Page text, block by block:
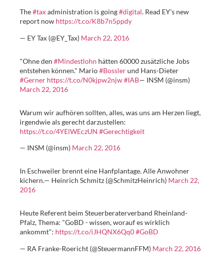
The#taxadministration is going#digital. Read EY's new
report now https://t.co/K8b7n5ppdy
— EY Tax (@EY_Tax) March 22, 2016
"Ohne den #Mindestlohn hätten 60000 zusätzliche Jobs
entstehen können." Mario#Bosslerund Hans-Dieter
#Gerner https://t.co/N0kjpw2njw#IAB— INSM (@insm)
March 22, 2016
Warum wir aufhören sollten, alles, was uns am Herzen liegt,
irgendwie als gerecht darzustellen:
https://t.co/4YElWEczUN #Gerechtigkeit
— INSM (@insm) March 22, 2016
In Eschweiler brennt eine Hanfplantage. Alle Anwohner
kichern.— Heinrich Schmitz (@SchmitzHeinrich) March 22,
2016
Heute Referent beim Steuerberaterverband Rheinland-
Pfalz, Thema: "GoBD - wissen, worauf es wirklich
ankommt": https://t.co/iJHQNX6Qq0#GoBD
— RA Franke-Roericht (@SteuermannFFM) March 22, 2016